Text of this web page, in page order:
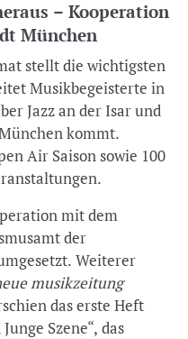
– Kooperation
München
stellt die wichtigsten
Musikbegeisterte in
Jazz an der Isar und
kommt.
Air Saison sowie 100
mit dem
der
Weiterer
musikzeitung
das erste Heft
Szene“, das